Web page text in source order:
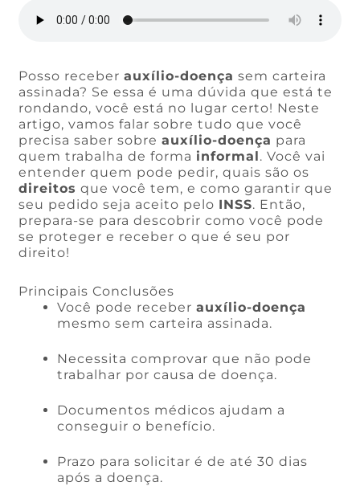
Posso receberauxílio-doença sem carteira
assinada? Se essa é uma dúvida que está te
rondando, você está no lugar certo! Neste
artigo, vamos falar sobre tudo que você
precisa saber sobreauxílio-doença para
quem trabalha de forma informal. Você vai
entender quem pode pedir, quais são os
direitos que você tem, e como garantir que
seu pedido seja aceito pelo INSS. Então,
prepara-se para descobrir como você pode
se proteger e receber o que é seu por
direito!
Principais Conclusões
Você pode receberauxílio-doença
mesmo sem carteira assinada.
Necessita comprovar que não pode
trabalhar por causa de doença.
Documentos médicos ajudam a
conseguir o benefício.
Prazo para solicitar é de até 30 dias
após a doença.